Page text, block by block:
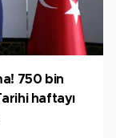
750 bin
haftayı